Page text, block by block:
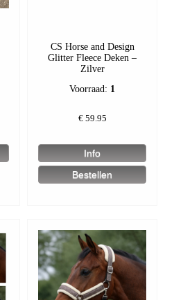
CS Horse and Design
Glitter Fleece Deken –
Zilver
Voorraad: 1
€ 59.95